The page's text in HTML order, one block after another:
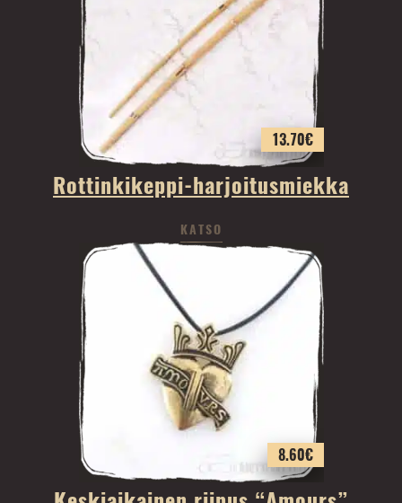
13.70€
Rottinkikeppi-harjoitusmiekka
KATSO
8.60€